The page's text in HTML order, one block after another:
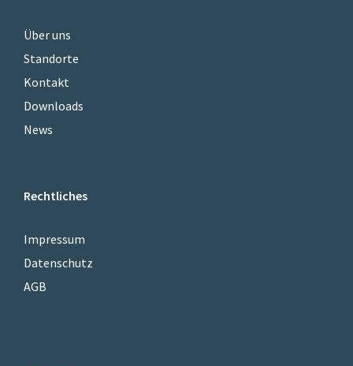
Über uns
Standorte
Kontakt
Downloads
News
Rechtliches
Impressum
Datenschutz
AGB